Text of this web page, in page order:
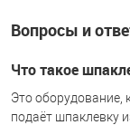
Вопросы и
Что такое
Это оборудование,
подаёт шпаклевку